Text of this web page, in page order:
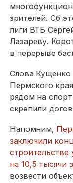
зрителей. Об
лиги ВТБ
Лазареву.
в перерыве
Слова Кущенко
Пермского
рядом на
скрепили
Напомним,
заключили
на 10,5 тысячи
возвести